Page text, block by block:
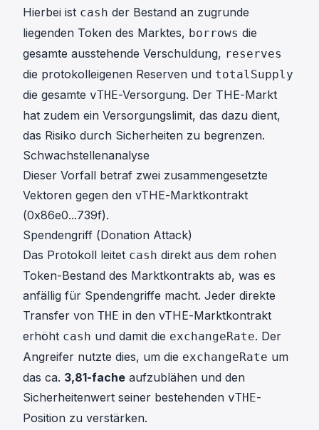
Hierbei ist cash der Bestand an zugrunde
liegenden Token des Marktes, borrows die
gesamte ausstehende Verschuldung, reserves
die protokolleigenen Reserven und totalSupply
die gesamte vTHE-Versorgung. Der THE-Markt
hat zudem ein Versorgungslimit, das dazu dient,
das Risiko durch Sicherheiten zu begrenzen.
Schwachstellenanalyse
Dieser Vorfall betraf zwei zusammengesetzte
Vektoren gegen den vTHE-Marktkontrakt
(0x86e0...739f).
Spendengriff (Donation Attack)
Das Protokoll leitet cash direkt aus dem rohen
Token-Bestand des Marktkontrakts ab, was es
anfällig für Spendengriffe macht. Jeder direkte
Transfer von THE in den vTHE-Marktkontrakt
erhöht cash und damit die exchangeRate. Der
Angreifer nutzte dies, um die exchangeRate um
das ca. 3,81-fache aufzublähen und den
Sicherheitenwert seiner bestehenden vTHE-
Position zu verstärken.